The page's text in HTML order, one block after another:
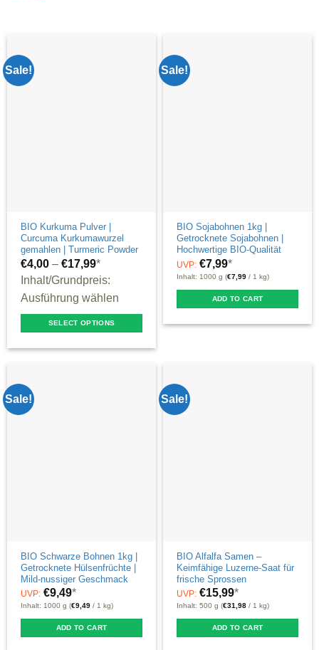
may
be
chosen
Sale!
BIO Kurkuma Pulver |
Curcuma Kurkumawurzel
gemahlen | Turmeric Powder
€4,00 –€17,99*
Inhalt/Grundpreis:
Ausführung wählen
SELECT OPTIONS
multiple
variants.
product
page
Sale!
BIO Sojabohnen 1kg |
Getrocknete Sojabohnen |
Hochwertige BIO-Qualität
UVP: €7,99*
Inhalt: 1000 g (€7,99 / 1 kg)
ADD TO CART
Sale!
BIO Schwarze Bohnen 1kg |
Getrocknete Hülsenfrüchte |
Mild-nussiger Geschmack
UVP: €9,49*
Inhalt: 1000 g (€9,49 / 1 kg)
ADD TO CART
Sale!
BIO Alfalfa Samen –
Keimfähige Luzerne-Saat für
frische Sprossen
UVP: €15,99*
Inhalt: 500 g (€31,98 / 1 kg)
ADD TO CART